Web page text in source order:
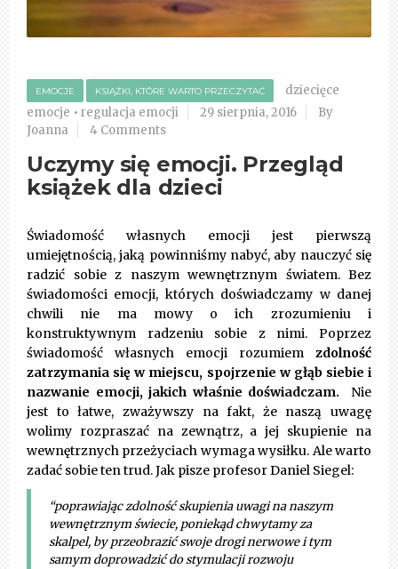
EMOCJE KSIĄŻKI, KTÓRE WARTO PRZECZYTAĆ
dziecięce
emocje • regulacja emocji 29 sierpnia, 2016
By
Joanna
4 Comments
Uczymy się emocji. Przegląd
książek dla dzieci
Świadomość własnych emocji jest pierwszą
umiejętnością, jaką powinniśmy nabyć, aby nauczyć się
radzić sobie z naszym wewnętrznym światem. Bez
świadomości emocji, których doświadczamy w danej
chwili nie ma mowy o ich zrozumieniu i
konstruktywnym radzeniu sobie z nimi. Poprzez
świadomość własnych emocji rozumiem zdolność
zatrzymania się w miejscu, spojrzenie w głąb siebie i
nazwanie emocji, jakich właśnie doświadczam. Nie
jest to łatwe, zważywszy na fakt, że naszą uwagę
wolimy rozpraszać na zewnątrz, a jej skupienie na
wewnętrznych przeżyciach wymaga wysiłku. Ale warto
zadać sobie ten trud.Jak pisze profesor Daniel Siegel:
“poprawiając zdolność skupienia uwagi na naszym
wewnętrznym świecie, poniekąd chwytamy za
skalpel, by przeobrazić swoje drogi nerwowe i tym
samym doprowadzić do stymulacji rozwoju